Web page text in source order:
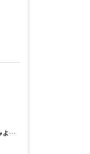
初心者でもやってみよう、格闘技でダイエット脂肪燃焼🔥